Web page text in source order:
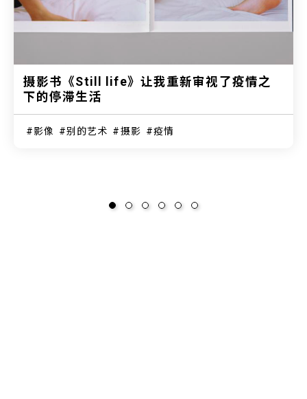
摄影书《Still life》让我重新审视了疫情之
下的停滞生活
影像 别的艺术 摄影 疫情